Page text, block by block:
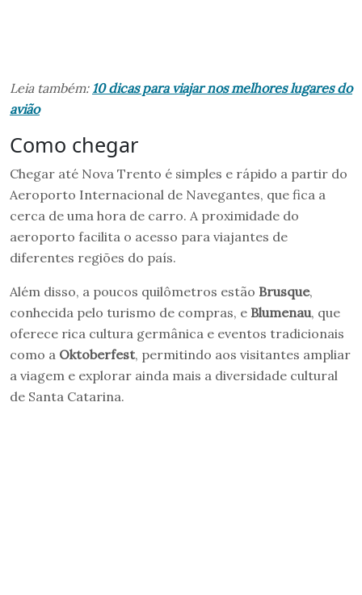
Leia também: 10 dicas para viajar nos melhores lugares do
avião
Como chegar
Chegar até Nova Trento é simples e rápido a partir do
Aeroporto Internacional de Navegantes, que fica a
cerca de uma hora de carro. A proximidade do
aeroporto facilita o acesso para viajantes de
diferentes regiões do país.
Além disso, a poucos quilômetros estão Brusque,
conhecida pelo turismo de compras, e Blumenau, que
oferece rica cultura germânica e eventos tradicionais
como a Oktoberfest, permitindo aos visitantes ampliar
a viagem e explorar ainda mais a diversidade cultural
de Santa Catarina.